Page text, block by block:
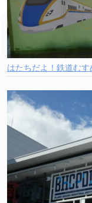
はたちだよ！鉄道むす